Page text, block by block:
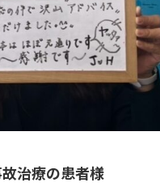
治療の患者様